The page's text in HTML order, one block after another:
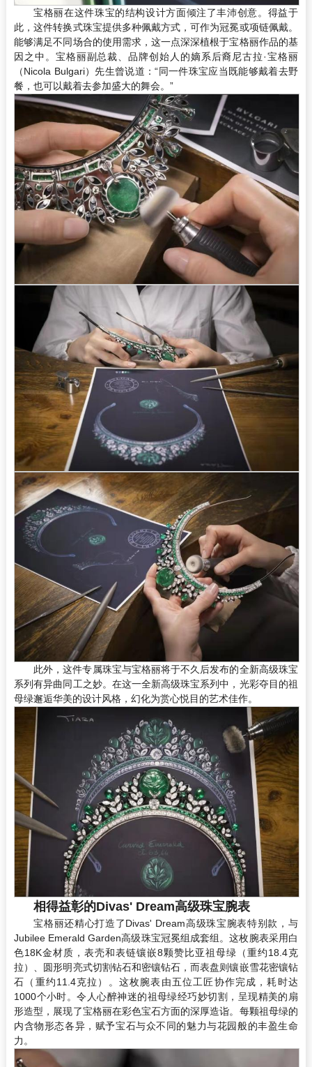
宝格丽在这件珠宝的结构设计方面倾注了丰沛创意。得益于
此，这件转换式珠宝提供多种佩戴方式，可作为冠冕或项链佩戴。
能够满足不同场合的使用需求，这一点深深植根于宝格丽作品的基
因之中。宝格丽副总裁、品牌创始人的嫡系后裔尼古拉·宝格丽
（Nicola Bulgari）先生曾说道：“同一件珠宝应当既能够戴着去野
餐，也可以戴着去参加盛大的舞会。”
此外，这件专属珠宝与宝格丽将于不久后发布的全新高级珠宝
系列有异曲同工之妙。在这一全新高级珠宝系列中，光彩夺目的祖
母绿邂逅华美的设计风格，幻化为赏心悦目的艺术佳作。
相得益彰的Divas' Dream高级珠宝腕表
宝格丽还精心打造了Divas' Dream高级珠宝腕表特别款，与
Jubilee Emerald Garden高级珠宝冠冕组成套组。这枚腕表采用白
色18K金材质，表壳和表链镶嵌8颗赞比亚祖母绿（重约18.4克
拉）、圆形明亮式切割钻石和密镶钻石，而表盘则镶嵌雪花密镶钻
石（重约11.4克拉）。这枚腕表由五位工匠协作完成，耗时达
1000个小时。令人心醉神迷的祖母绿经巧妙切割，呈现精美的扇
形造型，展现了宝格丽在彩色宝石方面的深厚造诣。每颗祖母绿的
内含物形态各异，赋予宝石与众不同的魅力与花园般的丰盈生命
力。